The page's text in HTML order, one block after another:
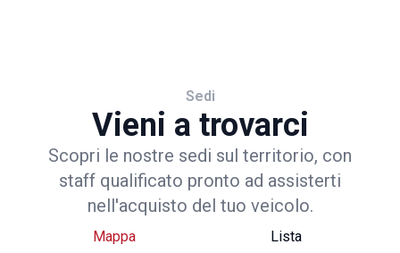
Sedi
Vieni a trovarci
Scopri le nostre sedi sul territorio, con
staff qualificato pronto ad assisterti
nell'acquisto del tuo veicolo.
Mappa Lista